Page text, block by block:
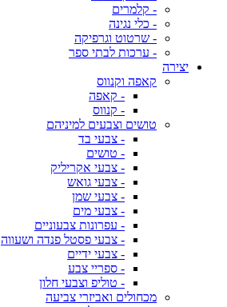
- קלמרים
- כלי נגינה
- שרטוט וגרפיקה
- ערכות לבתי ספר
יצירה
קאפה וקנווס
- קאפה
- קנווס
טושים וצבעים למיניהם
- צבעי בד
- טושים
- צבעי אקריליק
- צבעי גואש
- צבעי שמן
- צבעי מים
- עפרונות צבעוניים
- צבעי פסטל פנדה ושעווה
- צבעי ידיים
- ספריי צבע
- טוליפ וצבעי חלון
מכחולים ואביזרי צביעה